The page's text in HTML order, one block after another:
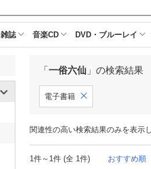
雑誌 音楽CD DVD・ブルーレイ
「 一俗六仙 」の検索結果
電子書籍
関連性の高い検索結果のみを表示
1件～1件 (全 1件) おすすめ順